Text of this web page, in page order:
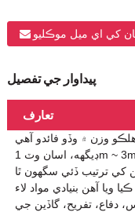
کي اي ميل موڪليو
پيداوار جي تفصيل
تعارف
ڊيگهه، اسان وٽ 1m ~ 3m آهي، پر اسان توهان جي درخواست جي
ويا آهن بنيادي مواد لاء
دفاع، تفريح، گاڏين جي